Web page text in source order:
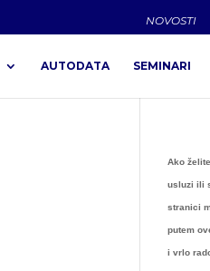
NOVOSTI
AUTODATA SEMINARI
Ako
usluzi ili
stranici
putem
i vrlo